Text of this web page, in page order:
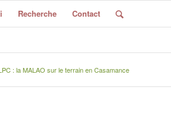
Recherche Contact
: la MALAO sur le terrain en Casamance